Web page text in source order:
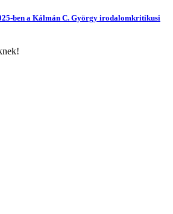
ben a Kálmán C. György irodalomkritikusi